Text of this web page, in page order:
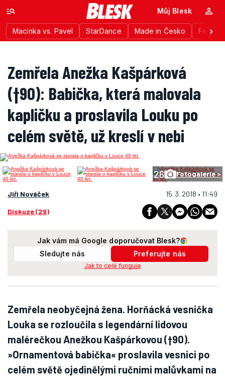
Macinka vs. Pavel StarDance Made in Česko
Můj Blesk
Zemřela Anežka Kašpárková
(†90): Babička, která malovala
kapličku a proslavila Louku po
celém světě, už kreslí v nebi
26 Fotogalerie >
Jiří Nováček 15. 3. 2018 • 11:49
Diskuze (29)
Jak vám má Google doporučovat Blesk?
Sledujte nás
Preferujte nás
Jak to celé funguje
Zemřela neobyčejná žena. Horňácká vesnička
Louka se rozloučila s legendární lidovou
malérečkou Anežkou Kašpárkovou (†90).
»Ornamentová babička« proslavila vesnici po
celém světě ojedinělými ručními malůvkami na